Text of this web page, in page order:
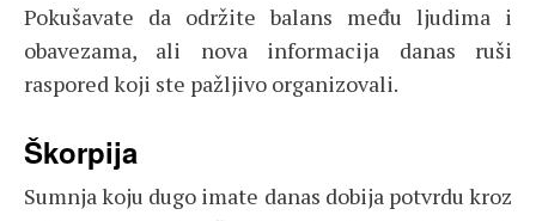
Pokušavate da održite balans među ljudima i
obavezama, ali nova informacija danas ruši
raspored koji ste pažljivo organizovali.
Škorpija
Sumnja koju dugo imate danas dobija potvrdu kroz